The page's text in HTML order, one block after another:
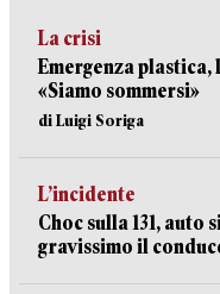
La crisi
Emergenza plastica,
«Siamo sommersi»
di Luigi Soriga
L’incidente
Choc sulla 131, auto
gravissimo il